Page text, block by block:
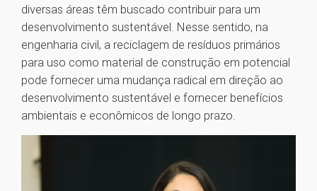
diversas áreas têm buscado contribuir para um
desenvolvimento sustentável. Nesse sentido, na
engenharia civil, a reciclagem de resíduos primários
para uso como material de construção em potencial
pode fornecer uma mudança radical em direção ao
desenvolvimento sustentável e fornecer benefícios
ambientais e econômicos de longo prazo.